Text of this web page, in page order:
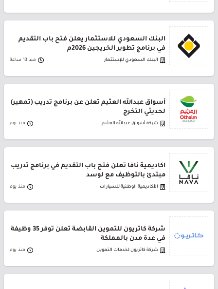
البنك السعودي للاستثمار يعلن فتح باب التقديم
في برنامج تطوير الخريجين 2026م
البنك السعودي للإستثمار منذ 13 ساعة
أسواق عبدالله العثيم تعلن عن برنامج تدريب (تمهير)
لحديثي التخرج
شركة أسواق عبدالله العثيم منذ يوم
أكاديمية نافا تعلن فتح باب التقديم في برنامج تدريب
مبتدئ بالتوظيف مع لوسد
الأكاديمية الوطنية للسيارات منذ يوم
شركة كاتريون للتموين القابضة تعلن توفر 35 وظيفة
في عدة مدن بالمملكة
شركة كاتريون لخدمات التموين منذ يوم